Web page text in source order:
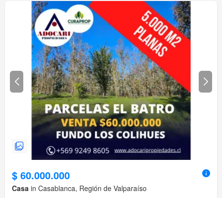
$ 60.000.000
Casa in Casablanca, Región de Valparaíso